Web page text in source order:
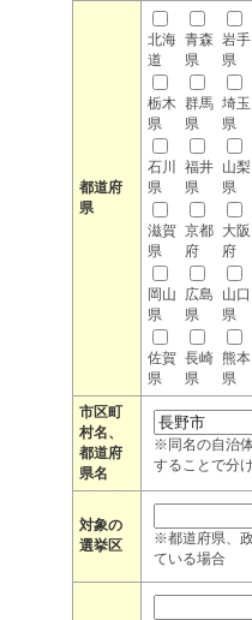
都道府
県
北海
道
青森
県
岩手
県
栃木
県
群馬
県
埼玉
県
石川
県
福井
県
山梨
県
滋賀
県
京都
府
大阪
府
岡山
県
広島
県
山口
県
佐賀
県
長崎
県
熊本
県
市区町
村名、
都道府
県名
※同名の自治
することで分
対象の
選挙区
※都道府県、
ている場合